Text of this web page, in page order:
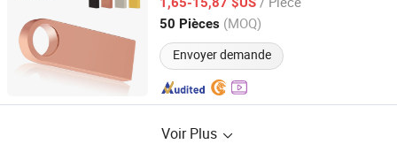
50 Pièces (MOQ)
Envoyer demande
Guangdong, China Depuis 2019
Voir Plus